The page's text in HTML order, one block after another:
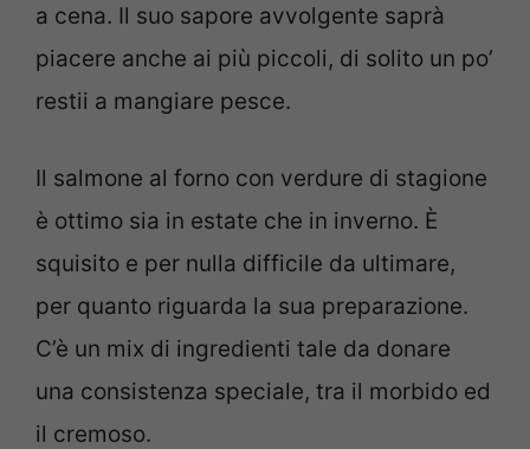
a cena. Il suo sapore avvolgente saprà
piacere anche ai più piccoli, di solito un po’
restii a mangiare pesce.
Il salmone al forno con verdure di stagione
è ottimo sia in estate che in inverno. È
squisito e per nulla difficile da ultimare,
per quanto riguarda la sua preparazione.
C’è un mix di ingredienti tale da donare
una consistenza speciale, tra il morbido ed
il cremoso.